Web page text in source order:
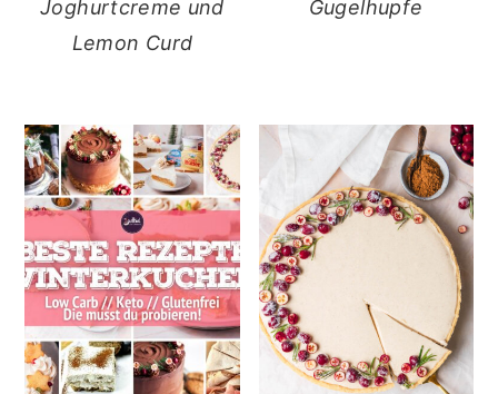
Joghurtcreme und
Lemon Curd
Gugelhupfe